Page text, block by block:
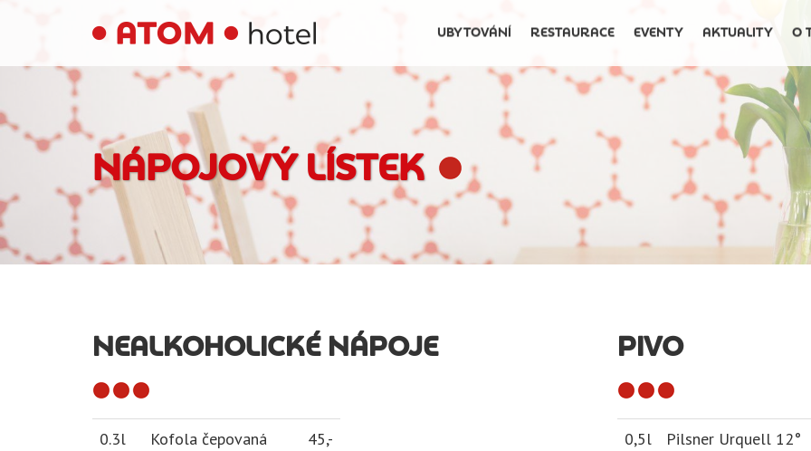
UBYTOVÁNÍ RESTAURACE EVENTY AKTUALITY O
NÁPOJOVÝ LÍSTEK
NEALKOHOLICKÉ NÁPOJE
0.3l Kofola čepovaná
45,-
PIVO
0,5l
Pilsner Urquell 12°